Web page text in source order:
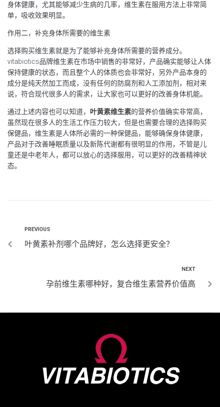
身体健康，尤其能够减少生病的几率，维生素在服用方法上非常简
单，吸收效果明显。
作用二，补充身体所需要的维生素
选择购买维生素就是为了能够补充身体所需要的营养成分。
vitabiotics品牌维生素在市场中销售的非常好，产品确实能够让人体
保持健康的状态，而且整个人的体质也会非常好，另外产品本身的
成分是纯天然加工而成，没有任何的防腐剂和人工添加剂，相对来
说，符合现代很多人的需求，让大家也可以更好的改善身体机能。
通过上述内容也可以知道， 叶黄素维生素的营养价值确实非常高，
虽然现在很多人的生活工作压力较大，但是也需要合理的选择购买
保健品，维生素是人体所必需的一种保健品，能够确保身体健康，
产品对于改善睡眠质量以及新陈代谢都有很明显的作用，不管是儿
童还是中老年人，都可以放心的选择服用，可以更好的改善精神状
态。
PREVIOUS
叶黄素补剂哪个品牌好，怎么选择更安全？
NEXT
孕前维生素哪种好，复合维生素营养价值高